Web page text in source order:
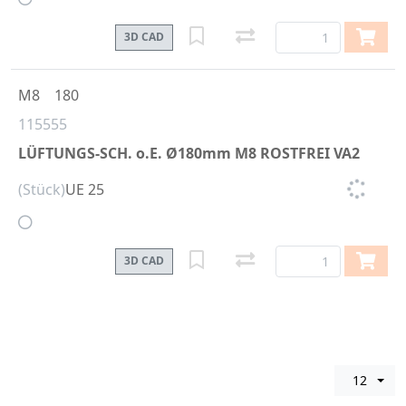
3D CAD
115555
LÜFTUNGS-SCH. o.E. Ø180mm M8 ROSTFREI VA2
M8 180
(Stück)UE 25
3D CAD
12